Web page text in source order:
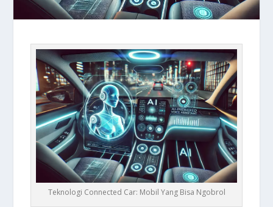
Teknologi Connected Car: Mobil Yang Bisa Ngobrol